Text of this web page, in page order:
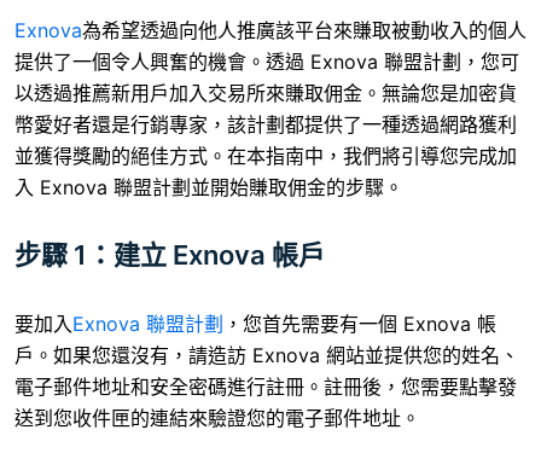
Exnova為希望透過向他人推廣該平台來賺取被動收入的個人
提供了一個令人興奮的機會。透過 Exnova 聯盟計劃，您可
以透過推薦新用戶加入交易所來賺取佣金。無論您是加密貨
幣愛好者還是行銷專家，該計劃都提供了一種透過網路獲利
並獲得獎勵的絕佳方式。在本指南中，我們將引導您完成加
入 Exnova 聯盟計劃並開始賺取佣金的步驟。
步驟 1：建立 Exnova 帳戶
要加入Exnova 聯盟計劃 ，您首先需要有一個 Exnova 帳
戶。如果您還沒有，請造訪 Exnova 網站並提供您的姓名、
電子郵件地址和安全密碼進行註冊。註冊後，您需要點擊發
送到您收件匣的連結來驗證您的電子郵件地址。